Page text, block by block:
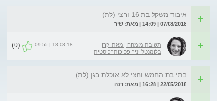
איבוד משקל בת 16 וחצי (לת)
07/08/2018 | 14:09 | מאת: שיר
תשובת מומחה | מאת: קרן
בלומנטל-יניר פסיכותרפיסטית
18.08.18 | 09:55
(0)
בתי בת החמש וחצי לא אוכלת בגן (לת)
22/05/2018 | 16:28 | מאת: דנה